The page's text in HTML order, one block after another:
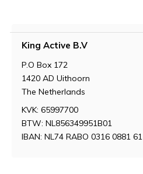
King Active B.V
P.O Box 172
1420 AD Uithoorn
The Netherlands
KVK: 65997700
BTW: NL856349951B01
IBAN: NL74 RABO 0316 0881 61